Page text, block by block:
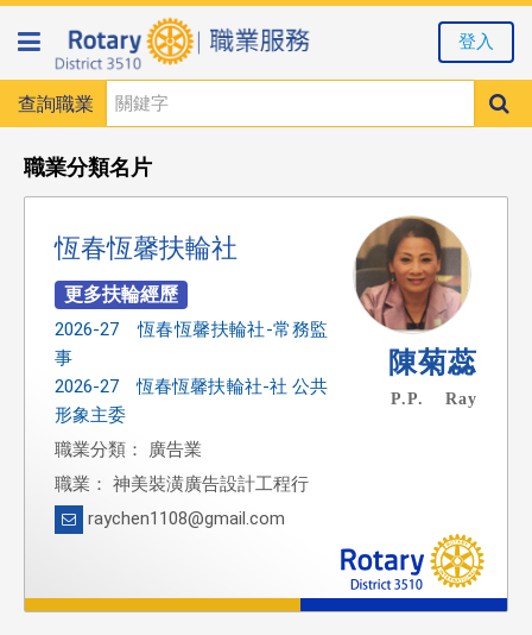
查詢職業
登入
職業分類名片
恆春恆馨扶輪社
2026-27 恆春恆馨扶輪社-常務監
事
2026-27 恆春恆馨扶輪社-社 公共
形象主委
職業分類： 廣告業
職業： 神美裝潢廣告設計工程行
raychen1108@gmail.com
陳菊蕊
P.P. Ray